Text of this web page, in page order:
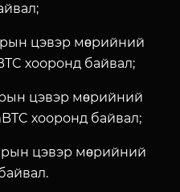
цэвэр мөрийний
хооронд байвал;
цэвэр мөрийний
хооронд байвал;
цэвэр мөрийний